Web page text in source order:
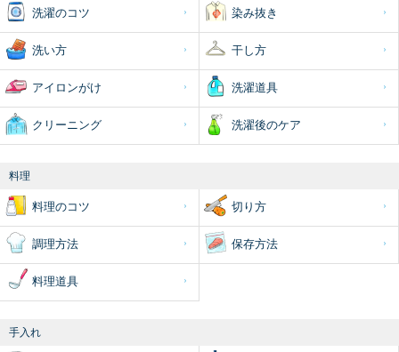
洗濯のコツ 染み抜き
洗い方 干し方
アイロンがけ 洗濯道具
クリーニング 洗濯後のケア
料理
料理のコツ 切り方
調理方法 保存方法
料理道具
手入れ